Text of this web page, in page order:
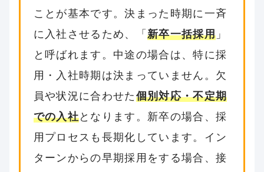
ことが基本です。決まった時期に一斉
に入社させるため、「 新卒一括採用 」
と呼ばれます。中途の場合は、特に採
用・入社時期は決まっていません。欠
員や状況に合わせた 個別対応・不定期
での入社となります。新卒の場合、採
用プロセスも長期化しています。イン
ターンからの早期採用をする場合、接